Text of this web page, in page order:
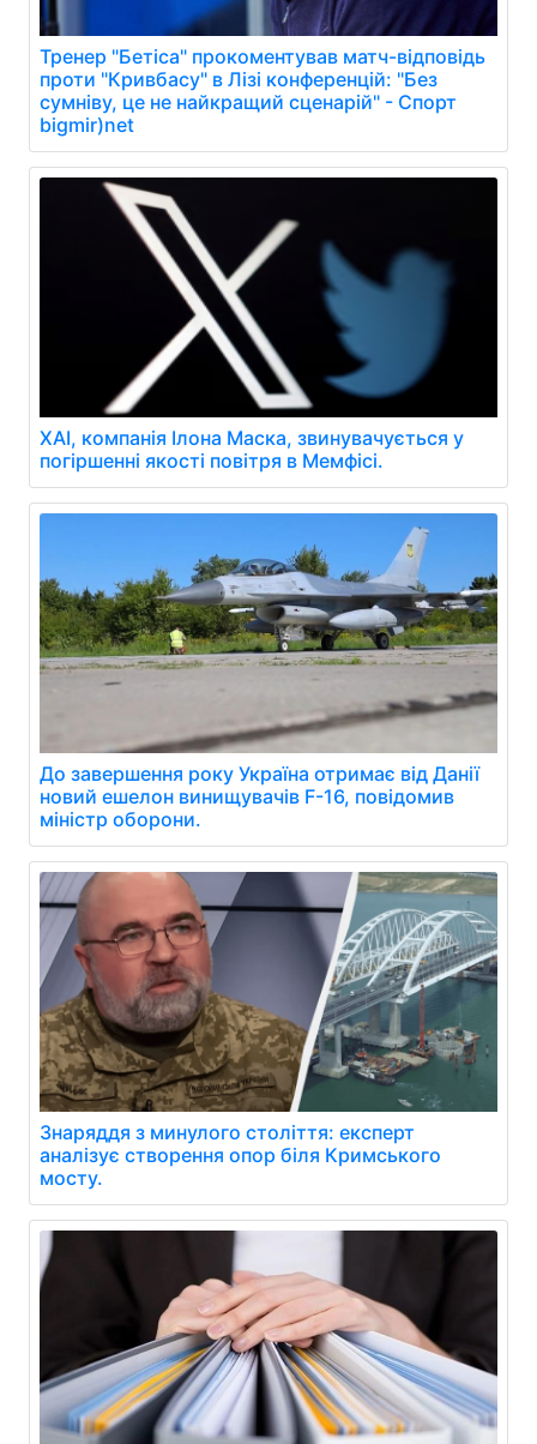
Тренер "Бетіса" прокоментував матч-відповідь
проти "Кривбасу" в Лізі конференцій: "Без
сумніву, це не найкращий сценарій" - Спорт
bigmir)net
XAI, компанія Ілона Маска, звинувачується у
погіршенні якості повітря в Мемфісі.
До завершення року Україна отримає від Данії
новий ешелон винищувачів F-16, повідомив
міністр оборони.
Знаряддя з минулого століття: експерт
аналізує створення опор біля Кримського
мосту.